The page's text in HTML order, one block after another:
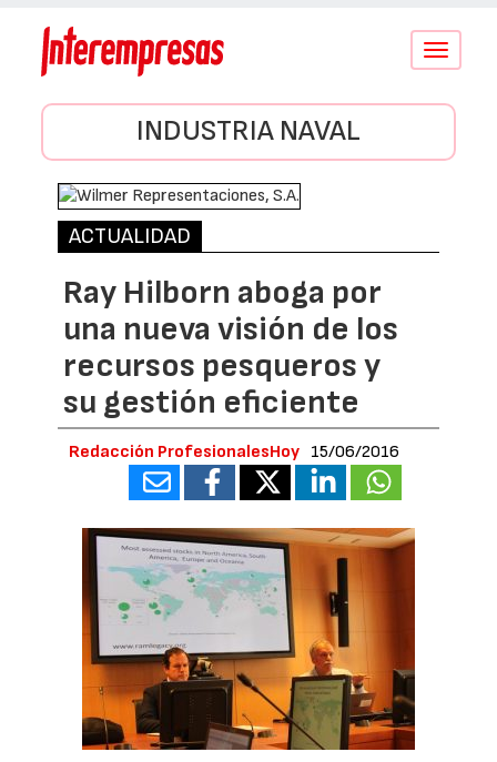
Conmutar
INDUSTRIA NAVAL
ACTUALIDAD
Ray Hilborn aboga por
una nueva visión de los
recursos pesqueros y
su gestión eficiente
Redacción ProfesionalesHoy 15/06/2016